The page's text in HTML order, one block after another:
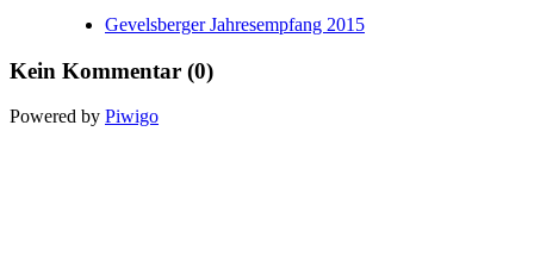
Gevelsberger Jahresempfang 2015
Kein Kommentar (0)
Powered by Piwigo